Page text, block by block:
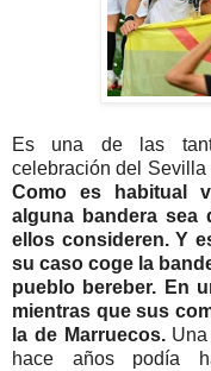
Es una de las
celebración del Sevilla
Como es habitual
alguna bandera sea
ellos consideren. Y
su caso coge la
pueblo bereber. En
mientras que sus
la de Marruecos.Una
hace años podía